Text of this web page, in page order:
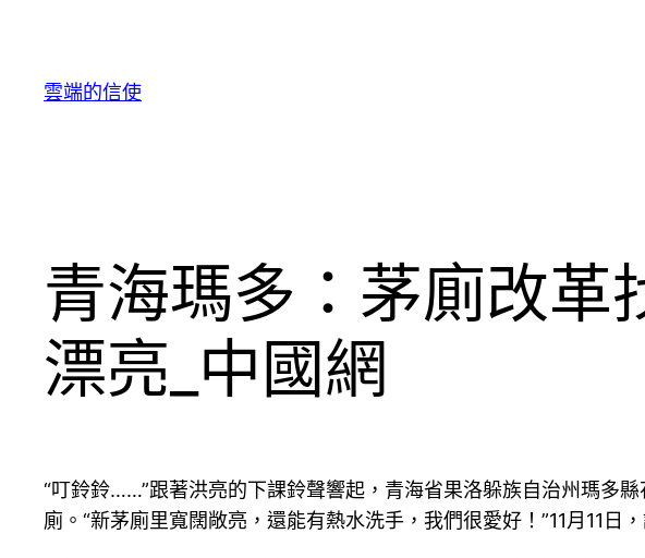
雲端的信使
青海瑪多：茅廁改革
漂亮_中國網
“叮鈴鈴……”跟著洪亮的下課鈴聲響起，青海省果洛躲族自治州瑪多
廁。“新茅廁里寬闊敞亮，還能有熱水洗手，我們很愛好！”11月11日